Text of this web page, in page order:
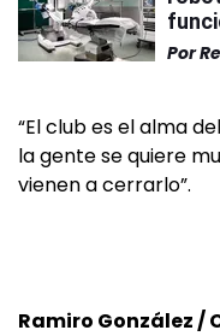
Por
“El club es el alma
la gente se quiere
vienen a cerrarlo”.
Ramiro González /